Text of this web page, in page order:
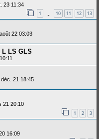
23 11:34
1 10 11 12 13
22 03:03
LS GLS
déc. 21 18:45
21 20:10
1 2 3
16:09